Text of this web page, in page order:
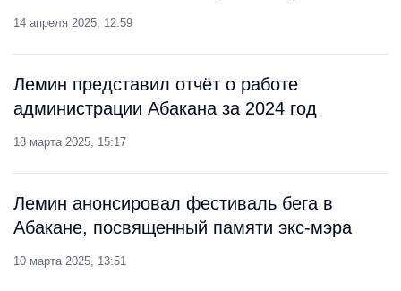
14 апреля 2025, 12:59
Лемин представил отчёт о работе
администрации Абакана за 2024 год
18 марта 2025, 15:17
Лемин анонсировал фестиваль бега в
Абакане, посвященный памяти экс-мэра
10 марта 2025, 13:51